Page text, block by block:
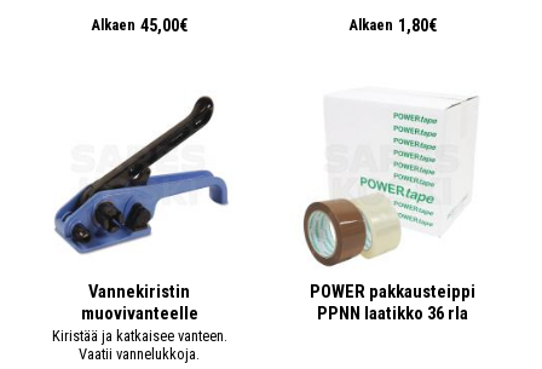
Alkaen 45,00€ Alkaen 1,80€
Vannekiristin
muovivanteelle
Kiristää ja katkaisee vanteen.
Vaatii vannelukkoja.
POWER pakkausteippi
PPNN laatikko 36 rla